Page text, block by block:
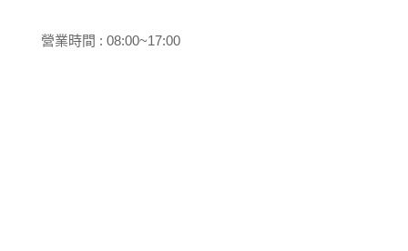
營業時間 : 08:00~17:00